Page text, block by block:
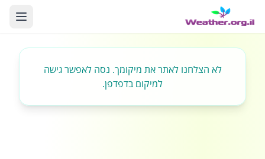
לא הצלחנו לאתר את מיקומך. נסה לאפשר גישה
למיקום בדפדפן.